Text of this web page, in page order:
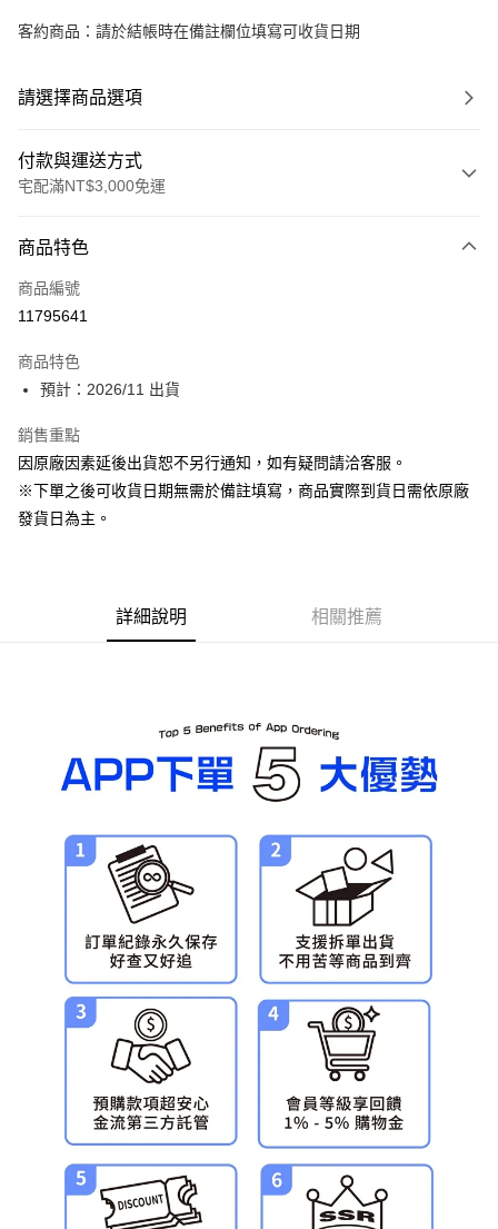
客約商品：請於結帳時在備註欄位填寫可收貨日期
請選擇商品選項
付款與運送方式
宅配滿NT$3,000免運
信用卡一次付款
Apple Pay
運送方式
預購-宅配(舊)
每筆NT$120，滿NT$3,000(含以上)免運費
商品特色
商品編號
11795641
商品特色
預計：2026/11 出貨
銷售重點
因原廠因素延後出貨恕不另行通知，如有疑問請洽客服。
※下單之後可收貨日期無需於備註填寫，商品實際到貨日需依原廠
發貨日為主。
詳細說明 相關推薦